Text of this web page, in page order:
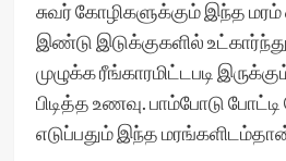
சுவர் கோழிகளுக்கும் இந்த
இண்டு இடுக்குகளில்
முழுக்க ரீங்காரமிட்டபடி
பிடித்த உணவு. பாம்போடு
எடுப்பதும் இந்த